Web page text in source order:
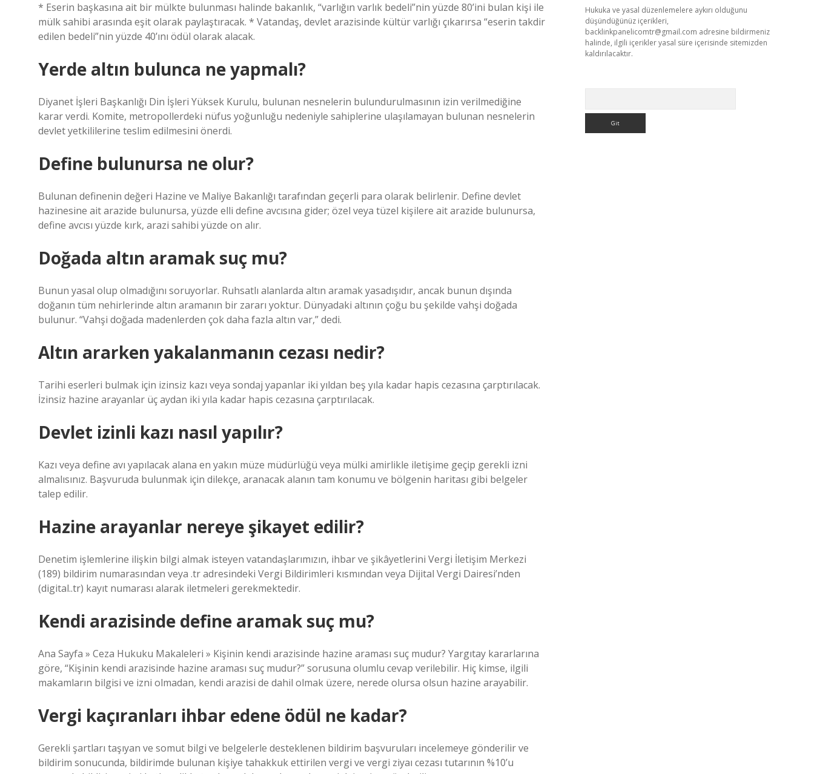
* Eserin başkasına ait bir mülkte bulunması halinde bakanlık, “varlığın varlık bedeli”nin yüzde 80’ini bulan kişi ile
mülk sahibi arasında eşit olarak paylaştıracak. * Vatandaş, devlet arazisinde kültür varlığı çıkarırsa “eserin takdir
edilen bedeli”nin yüzde 40’ını ödül olarak alacak.
Yerde altın bulunca ne yapmalı?
Diyanet İşleri Başkanlığı Din İşleri Yüksek Kurulu, bulunan nesnelerin bulundurulmasının izin verilmediğine
karar verdi. Komite, metropollerdeki nüfus yoğunluğu nedeniyle sahiplerine ulaşılamayan bulunan nesnelerin
devlet yetkililerine teslim edilmesini önerdi.
Define bulunursa ne olur?
Bulunan definenin değeri Hazine ve Maliye Bakanlığı tarafından geçerli para olarak belirlenir. Define devlet
hazinesine ait arazide bulunursa, yüzde elli define avcısına gider; özel veya tüzel kişilere ait arazide bulunursa,
define avcısı yüzde kırk, arazi sahibi yüzde on alır.
Doğada altın aramak suç mu?
Bunun yasal olup olmadığını soruyorlar. Ruhsatlı alanlarda altın aramak yasadışıdır, ancak bunun dışında
doğanın tüm nehirlerinde altın aramanın bir zararı yoktur. Dünyadaki altının çoğu bu şekilde vahşi doğada
bulunur. “Vahşi doğada madenlerden çok daha fazla altın var,” dedi.
Altın ararken yakalanmanın cezası nedir?
Tarihi eserleri bulmak için izinsiz kazı veya sondaj yapanlar iki yıldan beş yıla kadar hapis cezasına çarptırılacak.
İzinsiz hazine arayanlar üç aydan iki yıla kadar hapis cezasına çarptırılacak.
Devlet izinli kazı nasıl yapılır?
Kazı veya define avı yapılacak alana en yakın müze müdürlüğü veya mülki amirlikle iletişime geçip gerekli izni
almalısınız. Başvuruda bulunmak için dilekçe, aranacak alanın tam konumu ve bölgenin haritası gibi belgeler
talep edilir.
Hazine arayanlar nereye şikayet edilir?
Denetim işlemlerine ilişkin bilgi almak isteyen vatandaşlarımızın, ihbar ve şikâyetlerini Vergi İletişim Merkezi
(189) bildirim numarasından veya .tr adresindeki Vergi Bildirimleri kısmından veya Dijital Vergi Dairesi’nden
(digital..tr) kayıt numarası alarak iletmeleri gerekmektedir.
Kendi arazisinde define aramak suç mu?
Ana Sayfa » Ceza Hukuku Makaleleri » Kişinin kendi arazisinde hazine araması suç mudur? Yargıtay kararlarına
göre, “Kişinin kendi arazisinde hazine araması suç mudur?” sorusuna olumlu cevap verilebilir. Hiç kimse, ilgili
makamların bilgisi ve izni olmadan, kendi arazisi de dahil olmak üzere, nerede olursa olsun hazine arayabilir.
Vergi kaçıranları ihbar edene ödül ne kadar?
Gerekli şartları taşıyan ve somut bilgi ve belgelerle desteklenen bildirim başvuruları incelemeye gönderilir ve
bildirim sonucunda, bildirimde bulunan kişiye tahakkuk ettirilen vergi ve vergi ziyaı cezası tutarının %10’u
Hukuka ve yasal düzenlemelere aykırı olduğunu
düşündüğünüz içerikleri,
backlinkpanelicomtr@gmail.com adresine bildirmeniz
halinde, ilgili içerikler yasal süre içerisinde sitemizden
kaldırılacaktır.